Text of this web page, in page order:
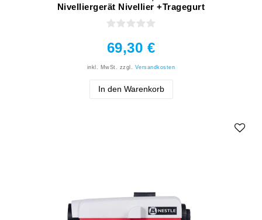
Nivelliergerät Nivellier +Tragegurt
69,30 €
inkl. MwSt. zzgl. Versandkosten
In den Warenkorb